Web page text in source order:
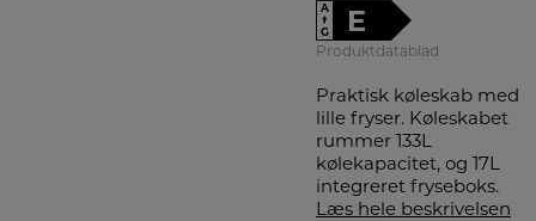
A
↑
G
E
Produktdatablad
Praktisk køleskab med
lille fryser. Køleskabet
rummer 133L
kølekapacitet, og 17L
integreret fryseboks.
Læs hele beskrivelsen